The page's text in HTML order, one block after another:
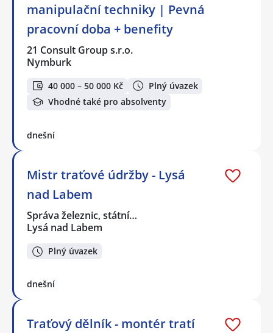
manipulační techniky | Pevná
pracovní doba + benefity
21 Consult Group s.r.o.
Nymburk
40 000 – 50 000 Kč
Plný úvazek
Vhodné také pro absolventy
dnešní
Mistr traťové údržby - Lysá
nad Labem
Správa železnic, státní…
Lysá nad Labem
Plný úvazek
dnešní
Traťový dělník - montér tratí